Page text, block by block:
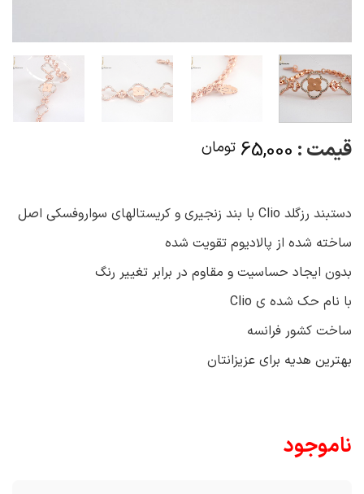
قیمت : 65,000 تومان
دستبند رزگلد Clio با بند زنجیری و کریستالهای سواروفسکی اصل
ساخته شده از پالادیوم تقویت شده
بدون ایجاد حساسیت و مقاوم در برابر تغییر رنگ
با نام حک شده ی Clio
ساخت کشور فرانسه
بهترین هدیه برای عزیزانتان
ناموجود